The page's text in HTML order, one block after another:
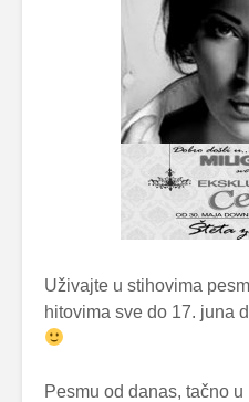
Uživajte u stihovima
hitovima sve do 17. juna
Pesmu od danas, tačno